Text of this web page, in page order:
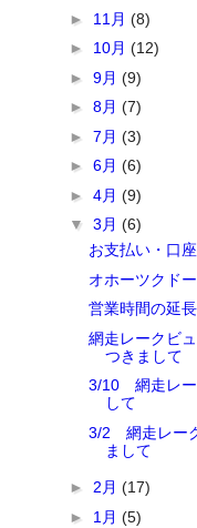
► 11月(8)
► 10月(12)
►9月(9)
►8月(7)
►7月(3)
►6月(6)
►4月(9)
▼3月(6)
お支払い・口
オホーツクド
営業時間の延
網走レークビ
つきまして
3/10 網走レー
して
3/2 網走レー
まして
►2月(17)
► 1月(5)